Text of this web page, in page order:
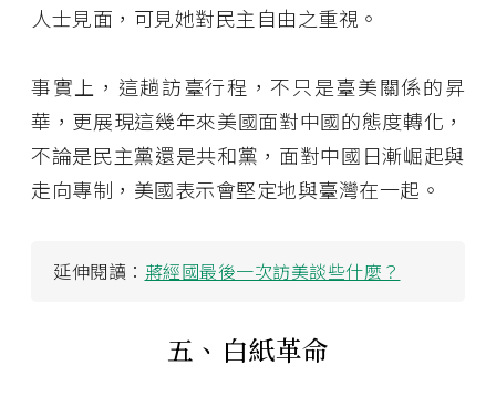
人士見面，可見她對民主自由之重視。
事實上，這趟訪臺行程，不只是臺美關係的昇
華，更展現這幾年來美國面對中國的態度轉化，
不論是民主黨還是共和黨，面對中國日漸崛起與
走向專制，美國表示會堅定地與臺灣在一起。
延伸閱讀： 蔣經國最後一次訪美談些什麼？
五、白紙革命